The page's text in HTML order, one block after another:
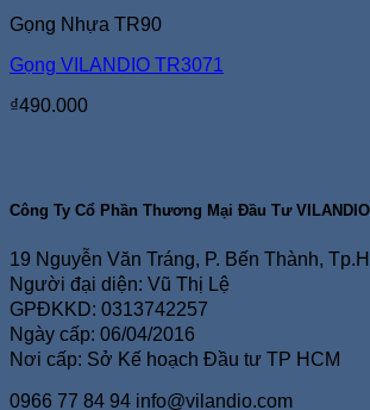
Gọng Nhựa TR90
Gọng VILANDIO TR3071
₫490.000
Công Ty Cổ Phần Thương Mại Đầu Tư VILANDIO
19 Nguyễn Văn Tráng, P. Bến Thành,
Người đại diện: Vũ Thị Lệ
GPĐKKD: 0313742257
Ngày cấp: 06/04/2016
Nơi cấp: Sở Kế hoạch Đầu tư TP HCM
0966 77 84 94 info@vilandio.com